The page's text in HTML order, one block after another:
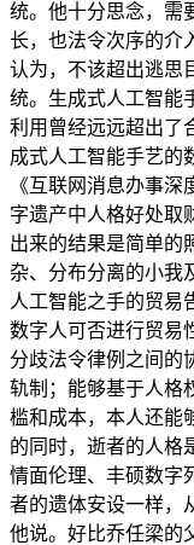
统。他十分思念，需
长，也法令次序的介
认为，不该超出逃思
统。生成式人工智能
利用曾经远远超出了
成式人工智能手艺的
《互联网消息办事
字遗产中人格好处取
出来的结果是简单的
杂、分布分离的小我
人工智能之手的贸易
数字人可否进行贸易
分歧法令律例之间的
轨制；能够基于人格
槛和成本，本人还能
的同时，逝者的人格
情面伦理、丰硕数字
者的遗体安设一样，
他说。好比乔任梁的